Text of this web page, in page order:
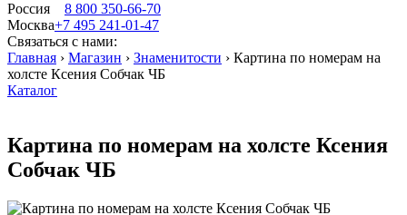
Россия
8 800 350-66-70
Москва+7 495 241-01-47
Связаться с нами:
Главная › Магазин › Знаменитости › Картина по номерам на
холсте Ксения Собчак ЧБ
Каталог
Картина по номерам на холсте Ксения
Собчак ЧБ